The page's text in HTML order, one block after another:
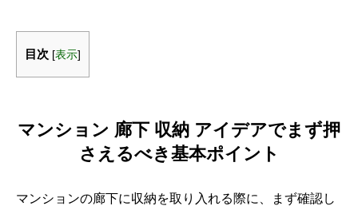
目次 [表示]
マンション 廊下 収納 アイデアでまず押
さえるべき基本ポイント
マンションの廊下に収納を取り入れる際に、まず確認し